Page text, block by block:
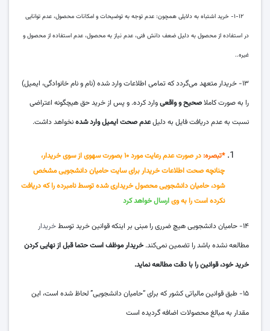
۱-۱۲- خرید اشتباه به دلایلی همچون: عدم توجه به توضیحات و امکانات محصول، عدم توانایی
در استفاده از محصول به دلیل ضعف دانش فنی، عدم نیاز به محصول، عدم استفاده از محصول و
غیره..
۱۳- خریدار متعهد می‌گردد که تمامی اطلاعات وارد شده (نام و نام خانوادگی، ایمیل)
را به صورت کاملاصحیح و واقعیوارد کرده. و پس از خرید حق هیچگونه اعتراضی
نسبت به عدم دریافت فایل به دلیلعدم صحت ایمیل وارد شدهنخواهد داشت.
*تبصره:
در صورت عدم رعایت مورد ۱۰ بصورت سهوی از سوی خریدار،
چنانچه صحت اطلاعات خریدار برای سایت حامیان دانشجویی مشخص
شود، حامیان دانشجویی محصول خریداری شده توسط نامبرده را که دریافت
نکرده است را به ویارسال خواهد کرد
۱۴- حامیان دانشجویی هیچ ضرری را مبنی بر اینکه قوانین خرید توسط
خریدار
مطالعه نشده باشد را تضمین نمی‌کند. خریدار موظف است حتما قبل از نهایی کردن
خرید خود، قوانین را با دقت مطالعه نماید.
۱۵- طبق قوانین مالیاتی کشور که برای “حامیان دانشجویی” لحاظ شده است، این
مقدار به مبالغ محصولات اضافه گردیده است